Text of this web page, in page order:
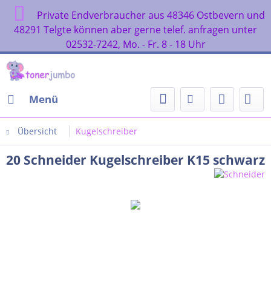
Private Endverbraucher aus 48346 Ostbevern und
48291 Telgte können aber gerne telef. anfragen unter
02532-7242, Mo. - Fr. 8 - 18 Uhr
Menü
Übersicht Kugelschreiber
20 Schneider Kugelschreiber K15 schwarz